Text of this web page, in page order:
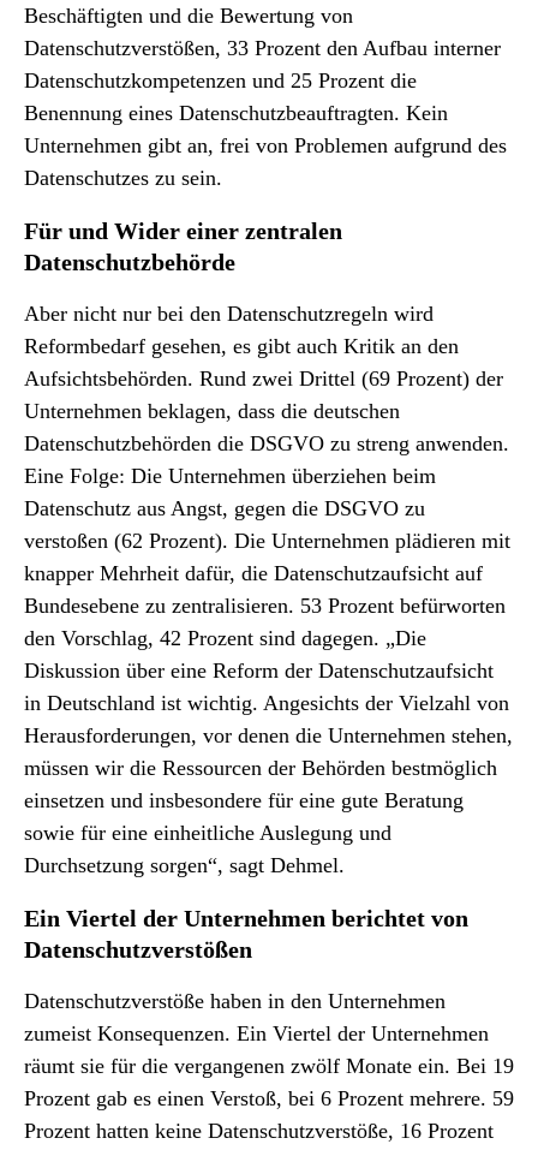
Beschäftigten und die Bewertung von
Datenschutzverstößen, 33 Prozent den Aufbau interner
Datenschutzkompetenzen und 25 Prozent die
Benennung eines Datenschutzbeauftragten. Kein
Unternehmen gibt an, frei von Problemen aufgrund des
Datenschutzes zu sein.
Für und Wider einer zentralen
Datenschutzbehörde
Aber nicht nur bei den Datenschutzregeln wird
Reformbedarf gesehen, es gibt auch Kritik an den
Aufsichtsbehörden. Rund zwei Drittel (69 Prozent) der
Unternehmen beklagen, dass die deutschen
Datenschutzbehörden die DSGVO zu streng anwenden.
Eine Folge: Die Unternehmen überziehen beim
Datenschutz aus Angst, gegen die DSGVO zu
verstoßen (62 Prozent). Die Unternehmen plädieren mit
knapper Mehrheit dafür, die Datenschutzaufsicht auf
Bundesebene zu zentralisieren. 53 Prozent befürworten
den Vorschlag, 42 Prozent sind dagegen. „Die
Diskussion über eine Reform der Datenschutzaufsicht
in Deutschland ist wichtig. Angesichts der Vielzahl von
Herausforderungen, vor denen die Unternehmen stehen,
müssen wir die Ressourcen der Behörden bestmöglich
einsetzen und insbesondere für eine gute Beratung
sowie für eine einheitliche Auslegung und
Durchsetzung sorgen“, sagt Dehmel.
Ein Viertel der Unternehmen berichtet von
Datenschutzverstößen
Datenschutzverstöße haben in den Unternehmen
zumeist Konsequenzen. Ein Viertel der Unternehmen
räumt sie für die vergangenen zwölf Monate ein. Bei 19
Prozent gab es einen Verstoß, bei 6 Prozent mehrere. 59
Prozent hatten keine Datenschutzverstöße, 16 Prozent